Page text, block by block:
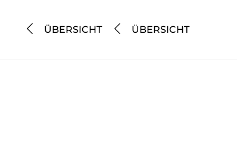
ÜBERSICHT ÜBERSICHT